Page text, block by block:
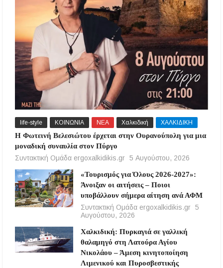
life-style ΚΟΙΝΩΝΙΑ ΝΕΑ Χαλκιδική ΧΑΛΚΙΔΙΚΗ
Η Φωτεινή Βελεσιώτου έρχεται στην Ουρανούπολη για μια
μοναδική συναυλία στον Πύργο
Συντακτική Ομάδα ergoxalkidikis.gr 5 Αυγούστου, 2026
«Τουρισμός για Όλους 2026-2027»:
Άνοιξαν οι αιτήσεις – Ποιοι
υποβάλλουν σήμερα αίτηση ανά ΑΦΜ
Συντακτική Ομάδα ergoxalkidikis.gr 5
Αυγούστου, 2026
Χαλκιδική: Πυρκαγιά σε γαλλική
θαλαμηγό στη Λατούρα Αγίου
Νικολάου – Άμεση κινητοποίηση
Λιμενικού και Πυροσβεστικής